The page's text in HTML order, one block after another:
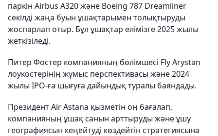
паркін Airbus A320 және Boeing 787 Dreamliner
секілді жаңа буын ұшақтарымен толықтыруды
жоспарлап отыр. Бұл ұшақтар елімізге 2025 жылы
жеткізіледі.
Питер Фостер компанияның бөлімшесі Fly Arystan
лоукостерінің жұмыс перспективасы және 2024
жылы IPO-ға шығуға дайындық туралы баяндады.
Президент Air Astana қызметін оң бағалап,
компанияның ұшақ санын арттыруды және ұшу
географиясын кеңейтуді көздейтін стратегиясына